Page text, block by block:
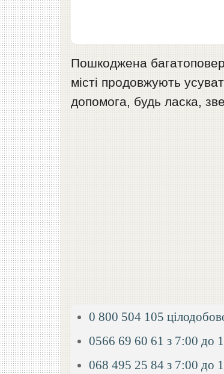
Пошкоджена
місті продовжують
допомога, будь ласка,
0 800 504 105
0566 69 60 61 з 7:00 до
068 495 25 84 з 7:00 до